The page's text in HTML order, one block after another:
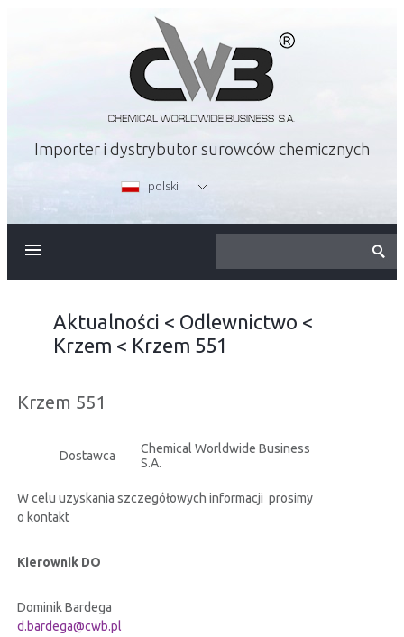
Importer i dystrybutor surowców chemicznych
polski
Aktualności < Odlewnictwo <
Krzem < Krzem 551
Krzem 551
Dostawca
Chemical Worldwide Business
S.A.
W celu uzyskania szczegółowych informacji prosimy
o kontakt
Kierownik DO
Dominik Bardega
d.bardega@cwb.pl